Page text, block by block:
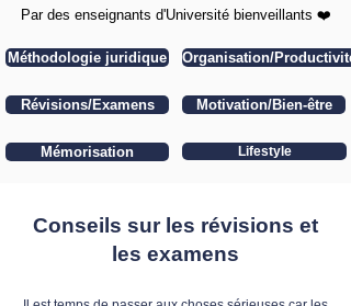
​Par des enseignants d'Université bienveillants ❤️
Méthodologie juridique Organisation/Productivité
Révisions/Examens Motivation/Bien-être
Mémorisation Lifestyle
Conseils sur les révisions et
les examens